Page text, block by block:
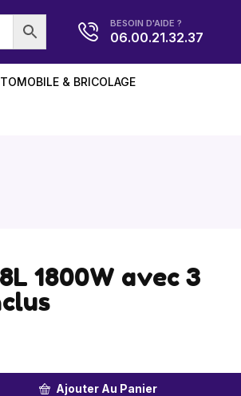
BESOIN D'AIDE ?
06.00.21.32.37
& BRICOLAGE
1800W avec 3
Ajouter Au Panier